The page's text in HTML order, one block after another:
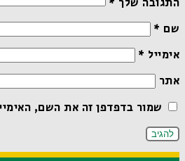
שם *
אימייל *
אתר
שמור בדפדפן זה את השם,